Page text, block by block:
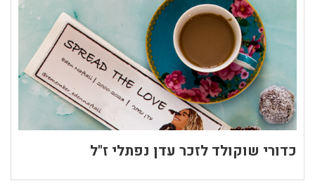
כדורי שוקולד לזכר עדן נפתלי ז"ל